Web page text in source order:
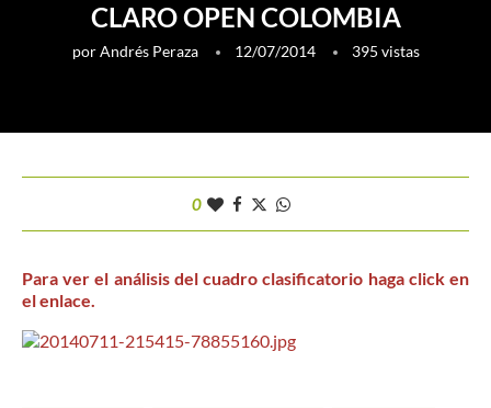
CLARO OPEN COLOMBIA
porAndrés Peraza 12/07/2014 395 vistas
0
Para ver el análisis del cuadro clasificatorio haga click en
el enlace.